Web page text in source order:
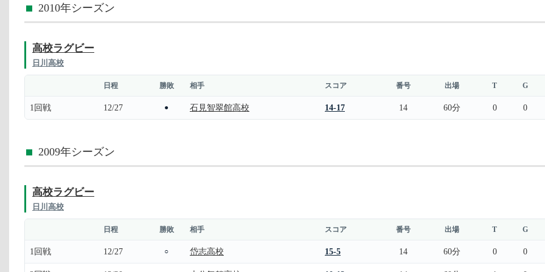
2010年シーズン
高校ラグビー
日川高校
日程 勝敗 相手 スコア 番号 出場 T G
1回戦 12/27 ● 石見智翠館高校 14-17 14 60分 0 0
2009年シーズン
高校ラグビー
日川高校
日程 勝敗 相手 スコア 番号 出場 T G
1回戦 12/27 ○ 岱志高校 15-5 14 60分 0 0